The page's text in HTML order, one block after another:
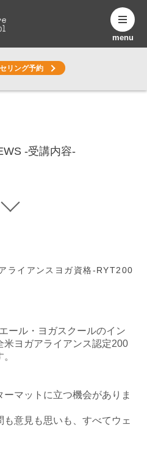
menu
リング予約
-受講内容-
イアンスヨガ資格-RYT200
ール・ヨガスクールのイン
米ヨガアライアンス認定200
マットに立つ機会がありま
意見も思いも、すべてウェ